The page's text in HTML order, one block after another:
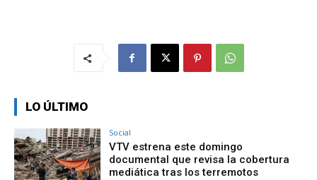
LO ÚLTIMO
Social
VTV estrena este domingo
documental que revisa la cobertura
mediática tras los terremotos